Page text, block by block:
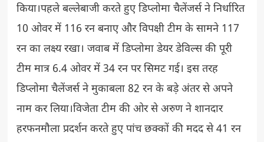
किया।पहले बल्लेबाजी करते हुए डिप्लोमा चैलेंजर्स ने निर्धारित
10 ओवर में 116 रन बनाए और विपक्षी टीम के सामने 117
रन का लक्ष्य रखा। जवाब में डिप्लोमा डेयर डेविल्स की पूरी
टीम मात्र 6.4 ओवर में 34 रन पर सिमट गई। इस तरह
डिप्लोमा चैलेंजर्स ने मुकाबला 82 रन के बड़े अंतर से अपने
नाम कर लिया।विजेता टीम की ओर से अरुण ने शानदार
हरफनमौला प्रदर्शन करते हुए पांच छक्कों की मदद से 41 रन